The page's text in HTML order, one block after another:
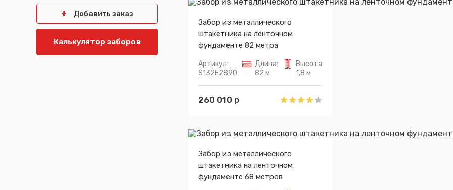
Саранск
Добавить заказ
Калькулятор заборов
Забор из металлического
штакетника на ленточном
фундаменте 82 метра
Артикул:
S132E2890
Длина:
82 м
Высота:
1,8 м
260 010 р
Забор из металлического
штакетника на ленточном
фундаменте 68 метров